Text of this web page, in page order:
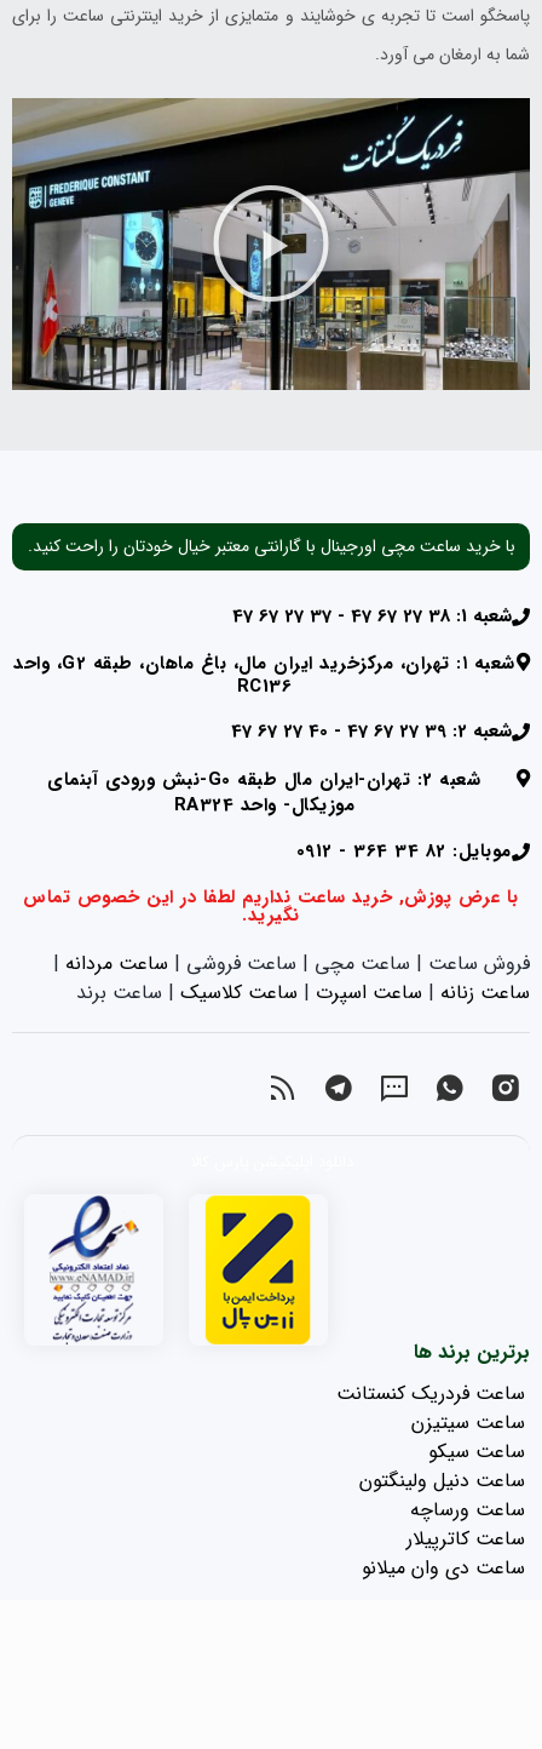
پاسخگو است تا تجربه ی خوشایند و متمایزی از خرید اینترنتی ساعت را برای
شما به ارمغان می آورد.
با خرید ساعت مچی اورجینال با گارانتی معتبر خیال خودتان را راحت کنید.
شعبه 1: 38 27 67 47 - 37 27 67 47
شعبه ۱: تهران، مرکزخرید ایران مال، باغ ماهان، طبقه G2، واحد
RC136
شعبه 2: 39 27 67 47 - 40 27 67 47
شعبه 2: تهران-ایران مال طبقه G0-نبش ورودی آبنمای
موزیکال- واحد RA324
موبایل: 82 34 364 - 0912
با عرض پوزش, خرید ساعت نداریم لطفا در این خصوص تماس
نگیرید.
فروش ساعت | ساعت مچی | ساعت فروشی | ساعت مردانه |
ساعت زنانه |‌ ساعت اسپرت |‌ ساعت کلاسیک | ساعت برند
برترین برند ها
ساعت فردریک کنستانت
ساعت سیتیزن
ساعت سیکو
ساعت دنیل ولینگتون
ساعت ورساچه
ساعت کاترپیلار
ساعت دی وان میلانو